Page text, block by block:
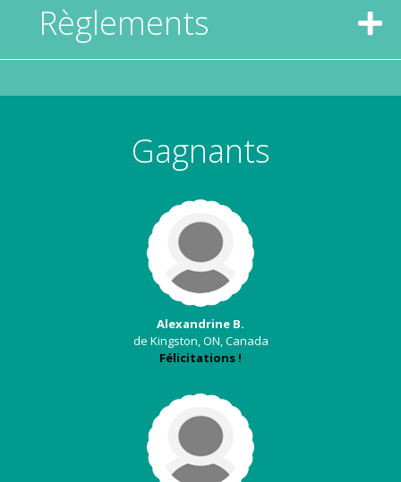
Règlements
Gagnants
Alexandrine B.
de Kingston, ON, Canada
Félicitations !